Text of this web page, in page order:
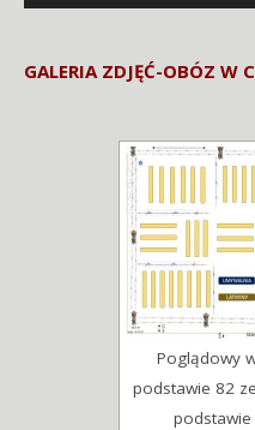
GALERIA ZDJĘĆ-OBÓZ W
Poglądowy
podstawie 82
podstawie